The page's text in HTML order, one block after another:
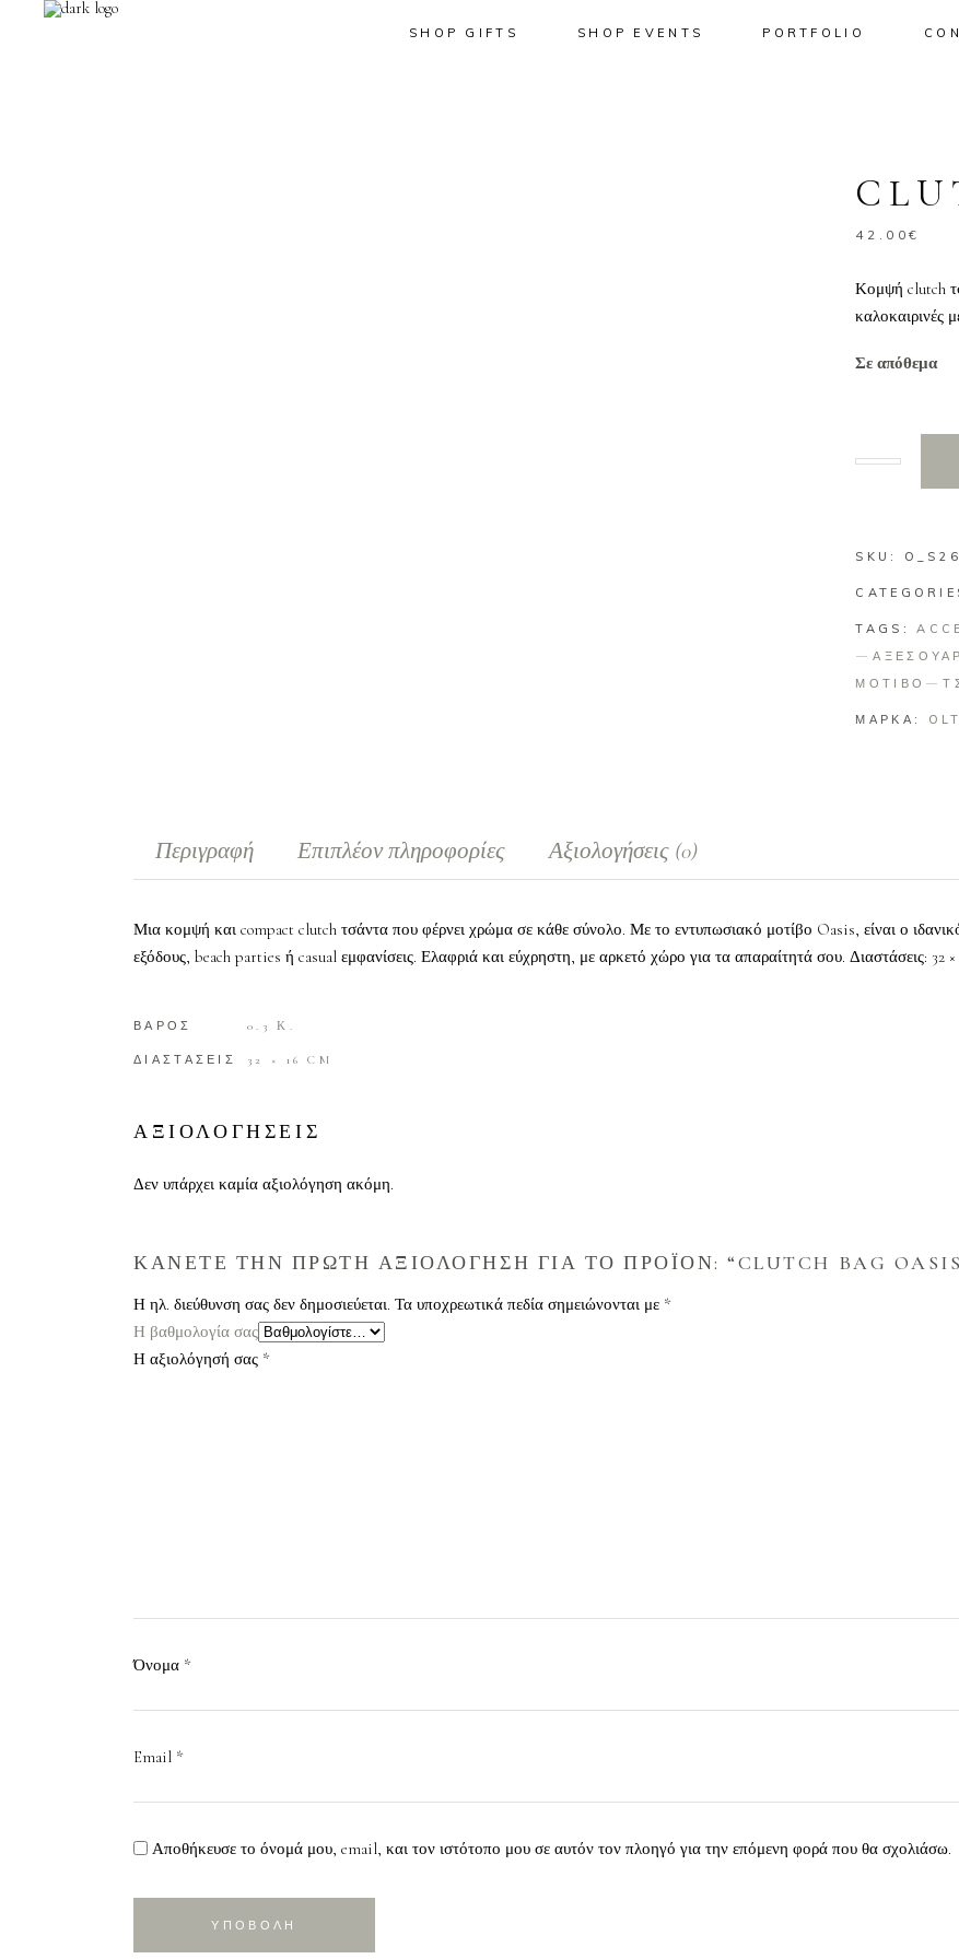
SHOP GIFTS SHOP EVENTS PORTFOLIO
42.00€
Κομψή clutch
καλοκαιρινές
Σε απόθεμα
SKU:
TAGS:
ΑΞΕΣΟΥΑΡ
ΜΟΤΙΒΟ
ΜΑΡΚΑ:
Περιγραφή Επιπλέον πληροφορίες Αξιολογήσεις (0)
Μια κομψή και compact clutch τσάντα που φέρνει χρώμα σε κάθε σύνολο. Με το εντυπωσιακό μοτίβο Oasis, είναι ο
εξόδους, beach parties ή casual εμφανίσεις. Ελαφριά και εύχρηστη, με αρκετό χώρο για τα απαραίτητά σου. Διαστάσεις: 32
ΒΑΡΟΣ 0.3 Κ.
ΔΙΑΣΤΑΣΕΙΣ 32 × 16 CM
ΑΞΙΟΛΟΓΗΣΕΙΣ
Δεν υπάρχει καμία αξιολόγηση ακόμη.
ΚΑΝΕΤΕ ΤΗΝ ΠΡΩΤΗ ΑΞΙΟΛΟΓΗΣΗ ΓΙΑ ΤΟ ΠΡΟΪΟΝ: “CLUTCH BAG
Η ηλ. διεύθυνση σας δεν δημοσιεύεται. Τα υποχρεωτικά πεδία σημειώνονται με *
Η βαθμολογία σας
Η αξιολόγησή σας *
Όνομα *
Email *
Αποθήκευσε το όνομά μου, email, και τον ιστότοπο μου σε αυτόν τον πλοηγό για την επόμενη φορά που θα σχολιάσω.